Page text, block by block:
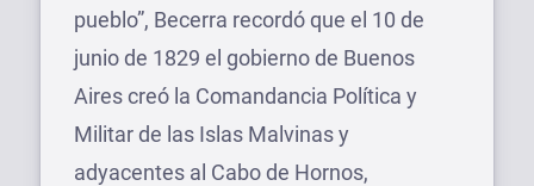
pueblo”, Becerra recordó que el 10 de
junio de 1829 el gobierno de Buenos
Aires creó la Comandancia Política y
Militar de las Islas Malvinas y
adyacentes al Cabo de Hornos,